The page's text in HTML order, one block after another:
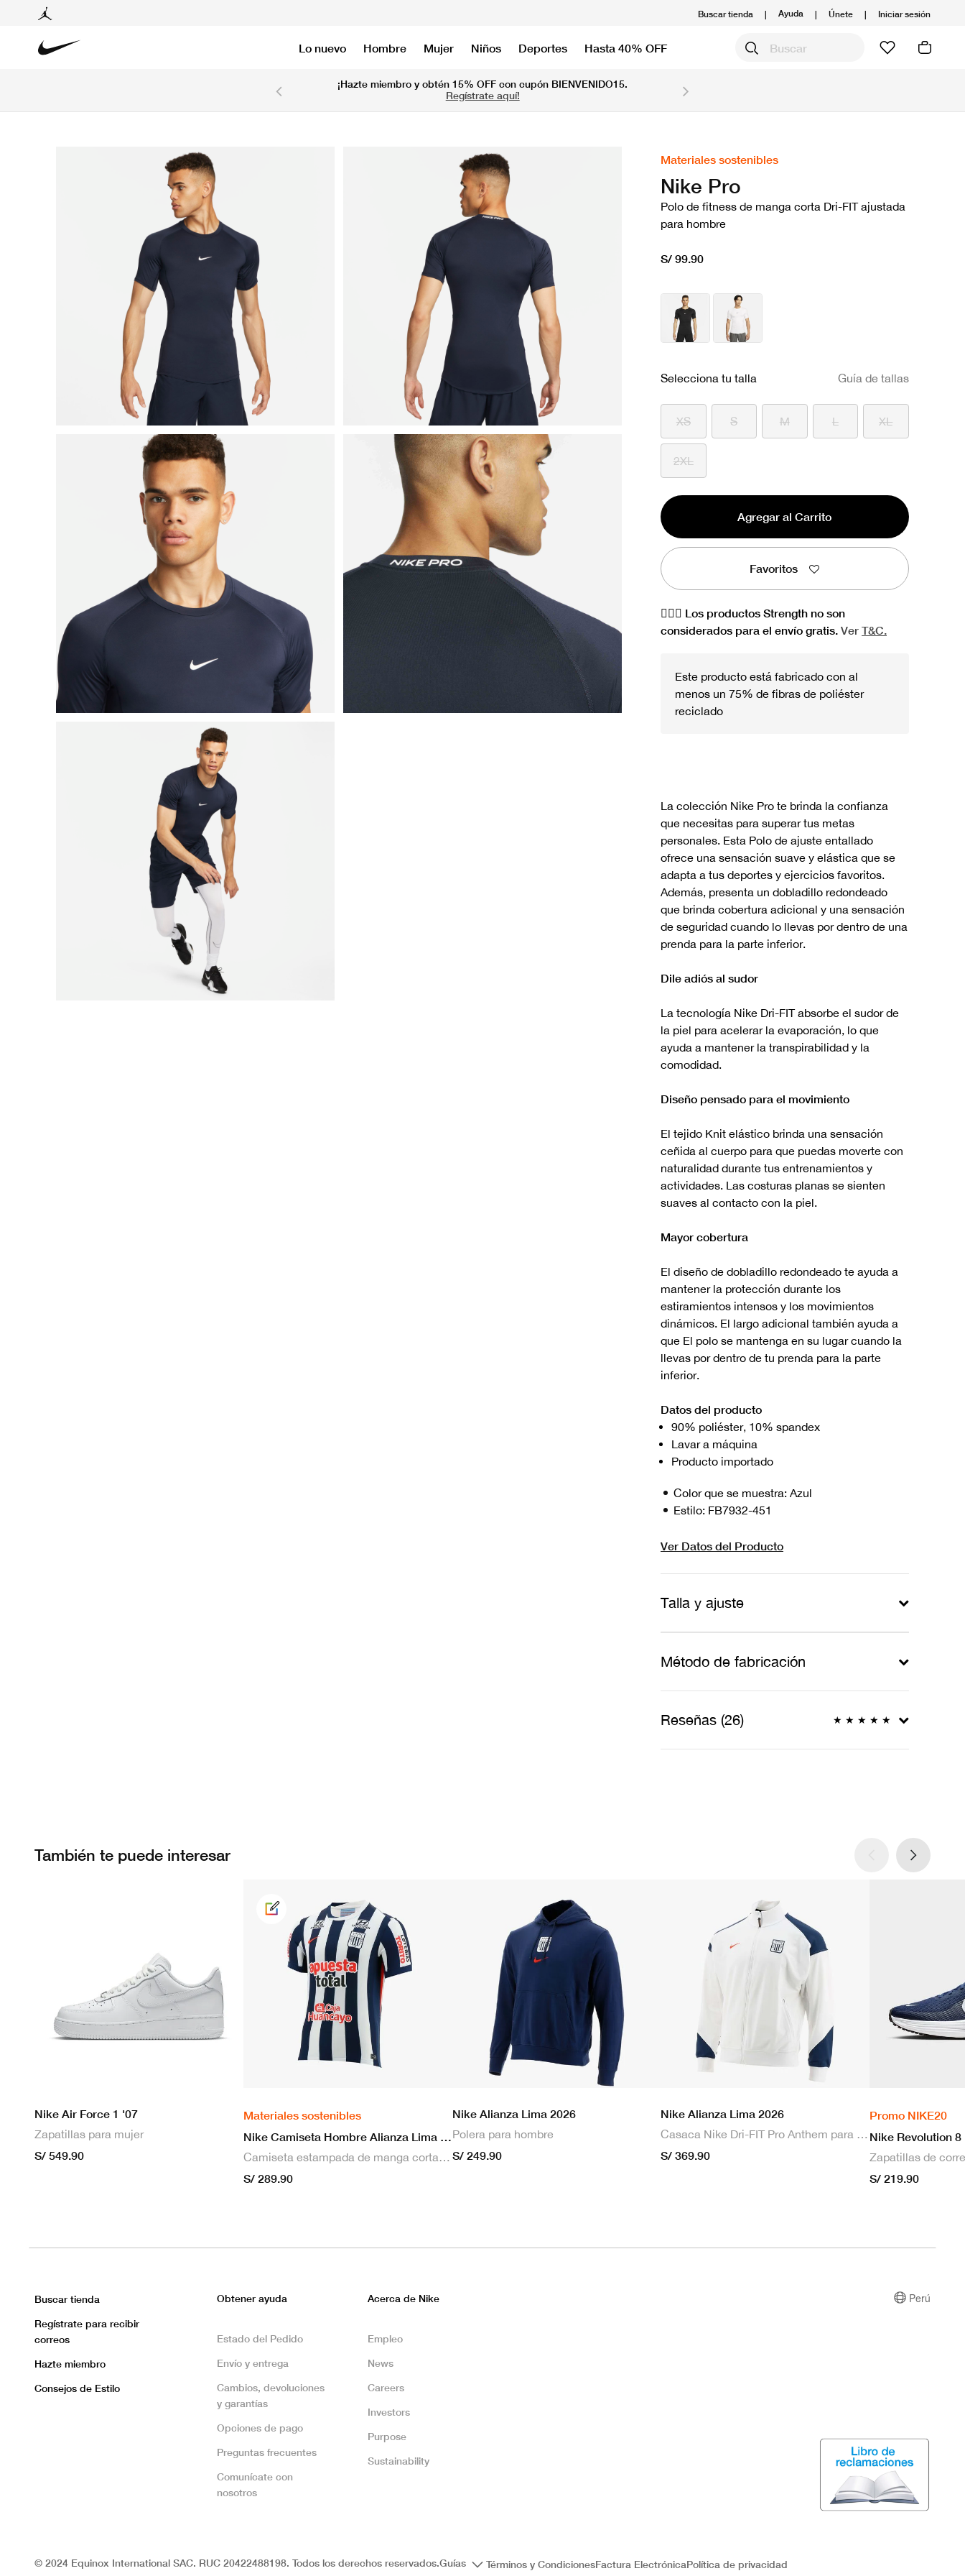
Buscar tienda | Ayuda | Únete | Iniciar sesión
Lo nuevo Hombre Mujer Niños Deportes Hasta 40% OFF
¡Hazte miembro y obtén 15% OFF con cupón BIENVENIDO15.
Regístrate aquí!
Materiales sostenibles
Nike Pro
Polo de fitness de manga corta Dri-FIT ajustada
para hombre
S/ 99.90
Selecciona tu talla Guía de tallas
XS S M L XL
2XL
Agregar al Carrito
Favoritos
🏋🏻‍♀️ Los productos Strength no son
considerados para el envío gratis. Ver T&C.
Este producto está fabricado con al
menos un 75% de fibras de poliéster
reciclado
La colección Nike Pro te brinda la confianza
que necesitas para superar tus metas
personales. Esta Polo de ajuste entallado
ofrece una sensación suave y elástica que se
adapta a tus deportes y ejercicios favoritos.
Además, presenta un dobladillo redondeado
que brinda cobertura adicional y una sensación
de seguridad cuando lo llevas por dentro de una
prenda para la parte inferior.
Dile adiós al sudor
La tecnología Nike Dri-FIT absorbe el sudor de
la piel para acelerar la evaporación, lo que
ayuda a mantener la transpirabilidad y la
comodidad.
Diseño pensado para el movimiento
El tejido Knit elástico brinda una sensación
ceñida al cuerpo para que puedas moverte con
naturalidad durante tus entrenamientos y
actividades. Las costuras planas se sienten
suaves al contacto con la piel.
Mayor cobertura
El diseño de dobladillo redondeado te ayuda a
mantener la protección durante los
estiramientos intensos y los movimientos
dinámicos. El largo adicional también ayuda a
que El polo se mantenga en su lugar cuando la
llevas por dentro de tu prenda para la parte
inferior.
Datos del producto
90% poliéster, 10% spandex
Lavar a máquina
Producto importado
Color que se muestra: Azul
Estilo: FB7932-451
Ver Datos del Producto
Talla y ajuste
Método de fabricación
Reseñas (26) ★ ★ ★ ★ ★
También te puede interesar
Nike Air Force 1 '07
Zapatillas para mujer
S/ 549.90
Materiales sostenibles
Nike Camiseta Hombre Alianza Lima 2026 Local
Camiseta estampada de manga corta masculina Nike Dri-FIT de Alianza Lima Stadium para hombre
S/ 289.90
Nike Alianza Lima 2026
Polera para hombre
S/ 249.90
Nike Alianza Lima 2026
Casaca Nike Dri-FIT Pro Anthem para hombre
S/ 369.90
Promo NIKE20
Nike Revolution 8
S/ 219.90
Buscar tienda
Regístrate para recibir
correos
Hazte miembro
Consejos de Estilo
Obtener ayuda
Estado del Pedido
Envío y entrega
Cambios, devoluciones
y garantías
Opciones de pago
Preguntas frecuentes
Comunícate con
nosotros
Acerca de Nike
Empleo
News
Careers
Investors
Purpose
Sustainability
Perú
© 2024 Equinox International SAC. RUC 20422488198. Todos los derechos reservados.Guías Términos y CondicionesFactura ElectrónicaPolítica de privacidad